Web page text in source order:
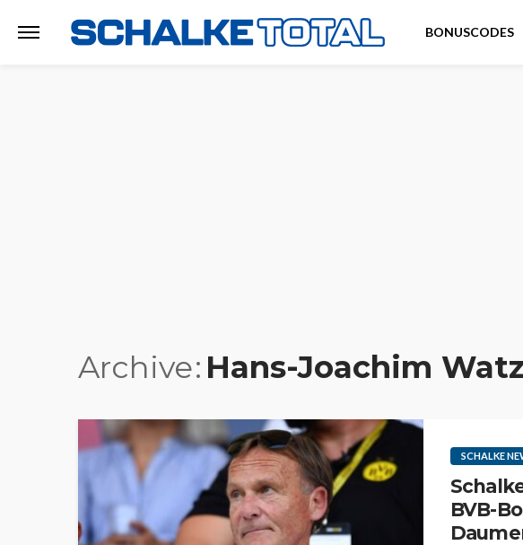
BONUSCODES
Archive Hans-Joachim
SCHALKE
BVB-